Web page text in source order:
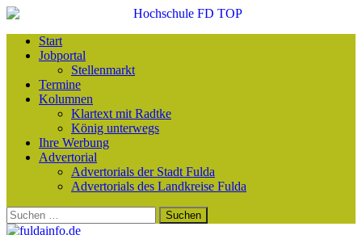
Start
Jobportal
Stellenmarkt
Termine
Kolumnen
Klartext mit Radtke
König unterwegs
Ihre Werbung
Advertorial
Advertorials der Stadt Fulda
Advertorials des Landkreise Fulda
Suchen
nach: